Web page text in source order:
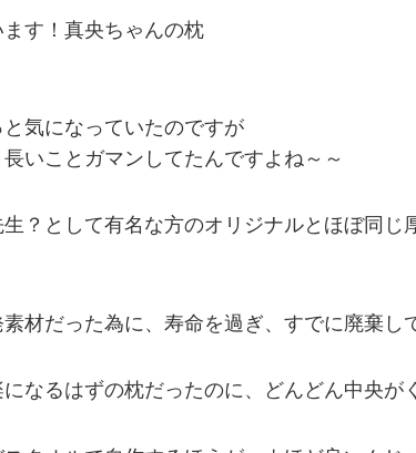
す！真央ちゃんの枕
気になっていたのですが
いことガマンしてたんですよね～～
？として有名な方のオリジナルとほぼ同じ
材だった為に、寿命を過ぎ、すでに廃棄
なるはずの枕だったのに、どんどん中央が